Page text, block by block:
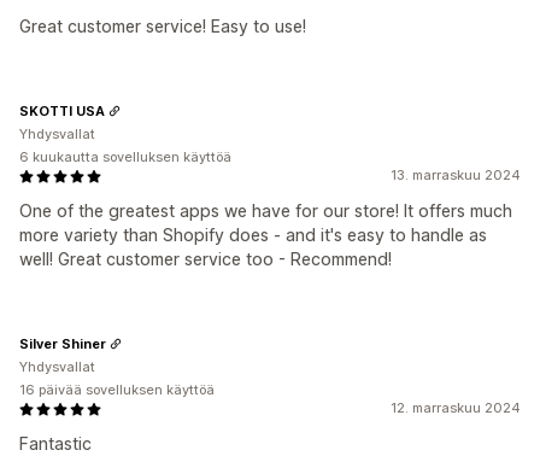
Great customer service! Easy to use!
13. marraskuu 2024
One of the greatest apps we have for our store! It offers much
more variety than Shopify does - and it's easy to handle as
well! Great customer service too - Recommend!
SKOTTI USA
Yhdysvallat
6 kuukautta sovelluksen käyttöä
12. marraskuu 2024
Fantastic
Silver Shiner
Yhdysvallat
16 päivää sovelluksen käyttöä